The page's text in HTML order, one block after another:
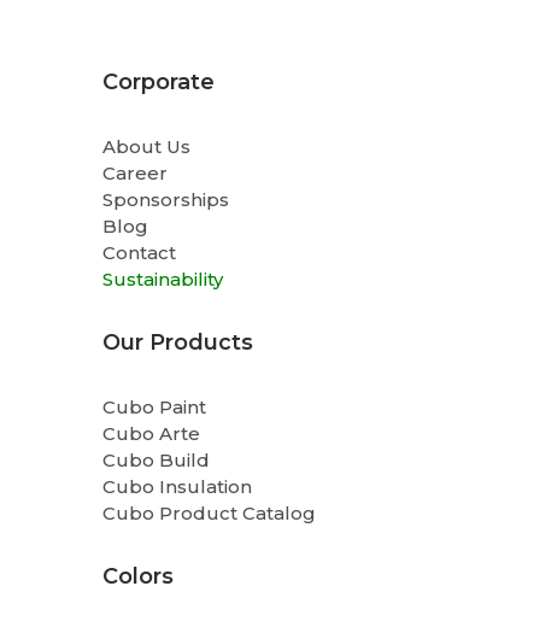
Corporate
About Us
Career
Sponsorships
Blog
Contact
Sustainability
Our Products
Cubo Paint
Cubo Arte
Cubo Build
Cubo Insulation
Cubo Product Catalog
Colors